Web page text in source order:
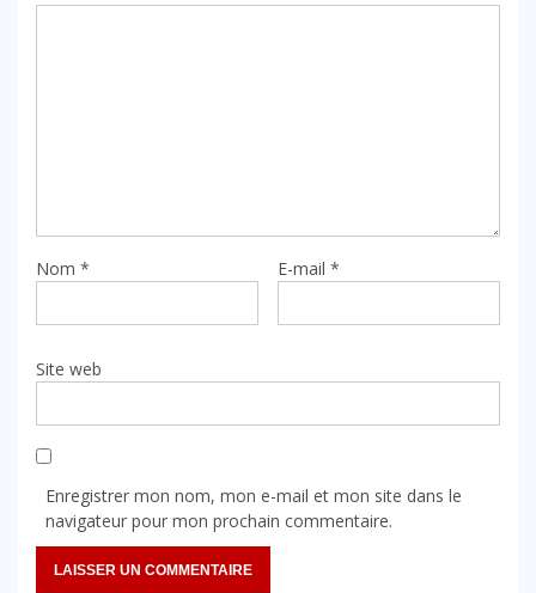
Nom * E-mail *
Site web
Enregistrer mon nom, mon e-mail et mon site dans le
navigateur pour mon prochain commentaire.